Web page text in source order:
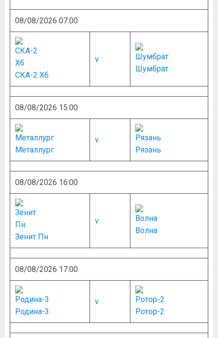
08/08/2026 07:00
СКА-2 Хб
v
Шумбрат
08/08/2026 15:00
Металлург
v
Рязань
08/08/2026 16:00
Зенит Пн
v
Волна
08/08/2026 17:00
Родина-3
v
Ротор-2